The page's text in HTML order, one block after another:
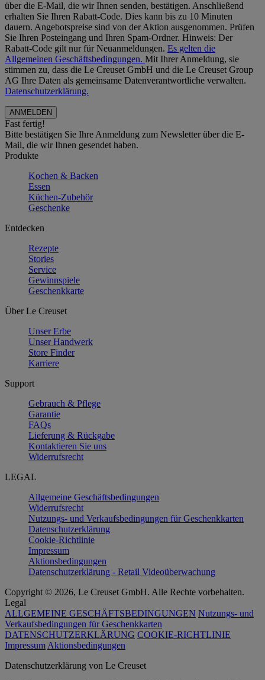
über die E-Mail, die wir Ihnen senden, bestätigen. Anschließend
erhalten Sie Ihren Rabatt-Code. Dies kann bis zu 10 Minuten
dauern. Angebotspreise sind von der Aktion ausgenommen. Prüfen
Sie Ihren Posteingang und Ihren Spam-Ordner. Hinweis: Der
Rabatt-Code gilt nur für Neuanmeldungen. Es gelten die
Allgemeinen Geschäftsbedingungen. Mit Ihrer Anmeldung, sie
stimmen zu, dass die Le Creuset GmbH und die Le Creuset Group
AG Ihre Daten als gemeinsame Datenverantwortliche verwalten.
Datenschutzerklärung.
Fast fertig!
Bitte bestätigen Sie Ihre Anmeldung zum Newsletter über die E-
Mail, die wir Ihnen gesendet haben.
Produkte
Kochen & Backen
Essen
Küchen-Zubehör
Geschenke
Entdecken
Rezepte
Stories
Service
Gewinnspiele
Geschenkkarte
Über Le Creuset
Unser Erbe
Unser Handwerk
Store Finder
Karriere
Support
Gebrauch & Pflege
Garantie
FAQs
Lieferung & Rückgabe
Kontaktieren Sie uns
Widerrufsrecht
LEGAL
Allgemeine Geschäftsbedingungen
Widerrufsrecht
Nutzungs- und Verkaufsbedingungen für Geschenkkarten
Datenschutzerklärung
Cookie-Richtlinie
Impressum
Aktionsbedingungen
Datenschutzerklärung - Retail Videoüberwachung
Copyright © 2026, Le Creuset GmbH. Alle Rechte vorbehalten.
Legal
ALLGEMEINE GESCHÄFTSBEDINGUNGEN Nutzungs- und
Verkaufsbedingungen für Geschenkkarten
DATENSCHUTZERKLÄRUNG COOKIE-RICHTLINIE
Impressum Aktionsbedingungen
Datenschutz­erklärung von Le Creuset